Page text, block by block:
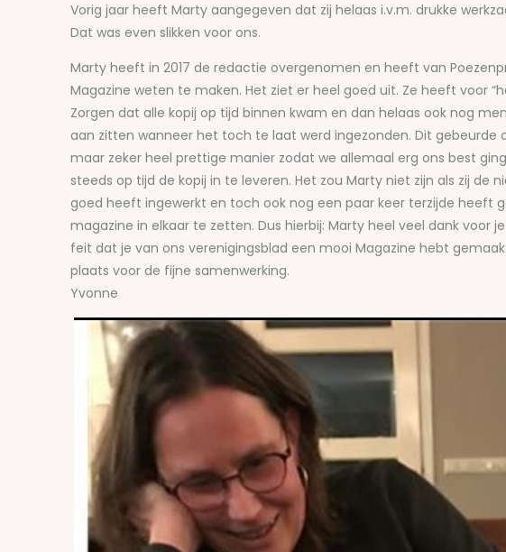
Vorig jaar heeft Marty aangegeven dat zij helaas i.v.m. drukke
Dat was even slikken voor ons.
Marty heeft in 2017 de redactie overgenomen en heeft van
Magazine weten te maken. Het ziet er heel goed uit. Ze heeft voor
Zorgen dat alle kopij op tijd binnen kwam en dan helaas ook nog
aan zitten wanneer het toch te laat werd ingezonden. Dit gebeurde
maar zeker heel prettige manier zodat we allemaal erg ons best
steeds op tijd de kopij in te leveren. Het zou Marty niet zijn als zij de
goed heeft ingewerkt en toch ook nog een paar keer terzijde heeft
magazine in elkaar te zetten. Dus hierbij: Marty heel veel dank voor
feit dat je van ons verenigingsblad een mooi Magazine hebt
plaats voor de fijne samenwerking.
Yvonne